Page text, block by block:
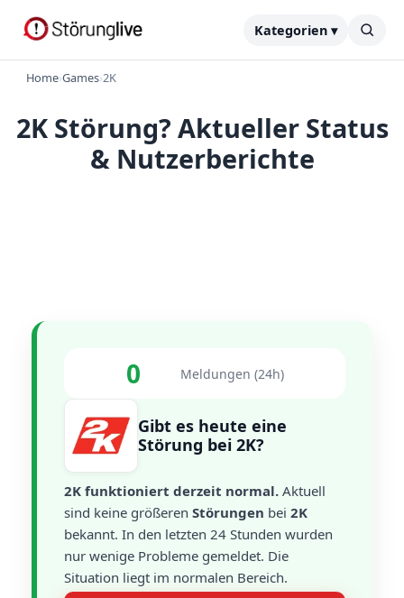
Kategorien ▾
Home›Games›2K
2K Störung? Aktueller Status
& Nutzerberichte
0 Meldungen (24h)
Gibt es heute eine
Störung bei 2K?
2K funktioniert derzeit normal. Aktuell
sind keine größeren Störungen bei 2K
bekannt. In den letzten 24 Stunden wurden
nur wenige Probleme gemeldet. Die
Situation liegt im normalen Bereich.